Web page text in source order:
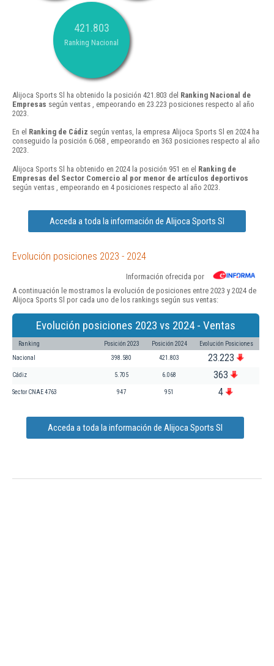
421.803
Ranking Nacional
Alijoca Sports Sl ha obtenido la posición 421.803 del Ranking Nacional de
Empresas según ventas , empeorando en 23.223 posiciones respecto al año
2023.
En el Ranking de Cádiz según ventas, la empresa Alijoca Sports Sl en 2024 ha
conseguido la posición 6.068 , empeorando en 363 posiciones respecto al año
2023.
Alijoca Sports Sl ha obtenido en 2024 la posición 951 en el Ranking de
Empresas del Sector Comercio al por menor de artículos deportivos
según ventas , empeorando en 4 posiciones respecto al año 2023.
Acceda a toda la información de Alijoca Sports Sl
Evolución posiciones 2023 - 2024
Información ofrecida por
A continuación le mostramos la evolución de posiciones entre 2023 y 2024 de
Alijoca Sports Sl por cada uno de los rankings según sus ventas:
Evolución posiciones 2023 vs 2024 - Ventas
Ranking Posición 2023 Posición 2024 Evolución Posiciones
Nacional 398.580 421.803 23.223
Cádiz 5.705 6.068 363
Sector CNAE 4763 947 951 4
Acceda a toda la información de Alijoca Sports Sl